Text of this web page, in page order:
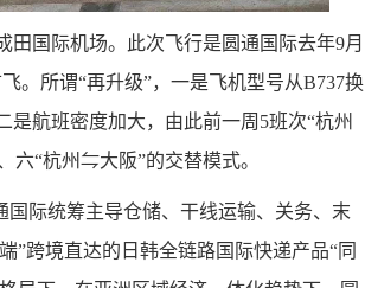
田国际机场。此次飞行是圆通国际去年9月
。所谓“再升级”，一是飞机型号从B737换
是航班密度加大，由此前一周5班次“杭州
“杭州⇋大阪”的交替模式。
际统筹主导仓储、干线运输、关务、末
”跨境直达的日韩全链路国际快递产品“同